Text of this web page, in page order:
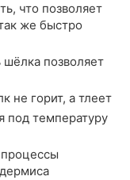
что позволяет
же быстро
позволяет
не горит, а тлеет
под температуру